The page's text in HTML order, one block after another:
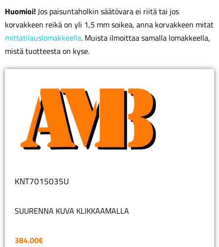
Huomioi!Jos paisuntaholkin säätövara ei riitä tai jos
korvakkeen reikä on yli 1,5 mm soikea, anna korvakkeen mitat
mittatilauslomakkeella. Muista ilmoittaa samalla lomakkeella,
mistä tuotteesta on kyse.
KNT7015035U
SUURENNA KUVA KLIKKAAMALLA
384.00€